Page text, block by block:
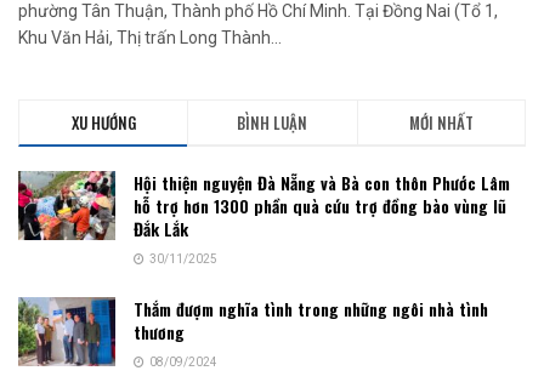
phường Tân Thuận, Thành phố Hồ Chí Minh. Tại Đồng Nai (Tổ 1,
Khu Văn Hải, Thị trấn Long Thành...
XU HƯỚNG BÌNH LUẬN MỚI NHẤT
Hội thiện nguyện Đà Nẵng và Bà con thôn Phước Lâm
hỗ trợ hơn 1300 phần quà cứu trợ đồng bào vùng lũ
Đắk Lắk
30/11/2025
Thắm đượm nghĩa tình trong những ngôi nhà tình
thương
08/09/2024